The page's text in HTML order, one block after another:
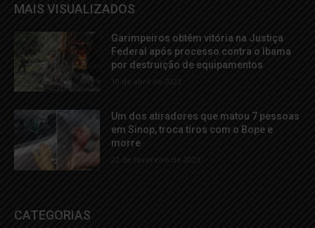
MAIS VISUALIZADOS
Garimpeiros obtêm vitória na Justiça
Federal após processo contra o Ibama
por destruição de equipamentos
19 de abril de 2023
Um dos atiradores que matou 7 pessoas
em Sinop, troca tiros com o Bope e
morre
22 de fevereiro de 2023
CATEGORIAS